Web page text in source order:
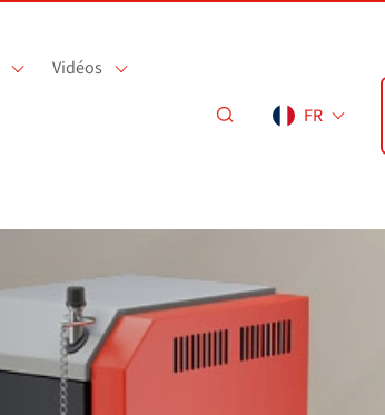
Vidéos
FR